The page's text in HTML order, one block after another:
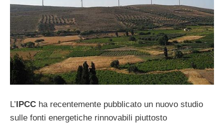
L’IPCC ha recentemente pubblicato un nuovo studio
sulle fonti energetiche rinnovabili piuttosto